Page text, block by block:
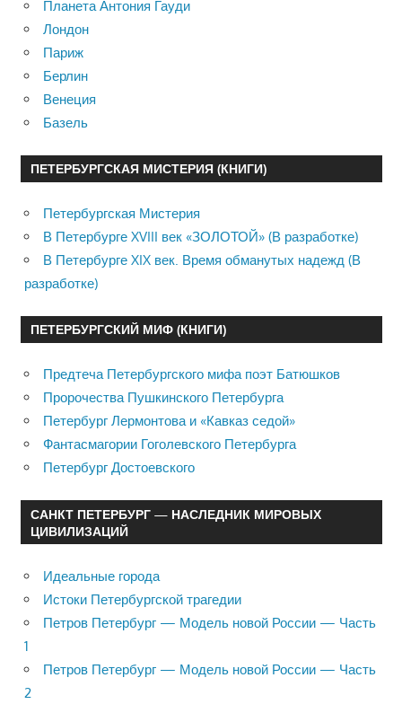
Планета Антония Гауди
Лондон
Париж
Берлин
Венеция
Базель
ПЕТЕРБУРГСКАЯ МИСТЕРИЯ (КНИГИ)
Петербургская Мистерия
В Петербурге XVIII век «ЗОЛОТОЙ» (В разработке)
В Петербурге XIX век. Время обманутых надежд (В
разработке)
ПЕТЕРБУРГСКИЙ МИФ (КНИГИ)
Предтеча Петербургского мифа поэт Батюшков
Пророчества Пушкинского Петербурга
Петербург Лермонтова и «Кавказ седой»
Фантасмагории Гоголевского Петербурга
Петербург Достоевского
САНКТ ПЕТЕРБУРГ — НАСЛЕДНИК МИРОВЫХ
ЦИВИЛИЗАЦИЙ
Идеальные города
Истоки Петербургской трагедии
Петров Петербург — Модель новой России — Часть
1
Петров Петербург — Модель новой России — Часть
2